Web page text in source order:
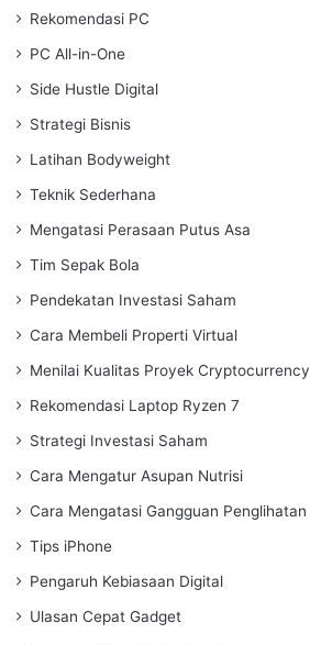
Rekomendasi PC
PC All-in-One
Side Hustle Digital
Strategi Bisnis
Latihan Bodyweight
Teknik Sederhana
Mengatasi Perasaan Putus Asa
Tim Sepak Bola
Pendekatan Investasi Saham
Cara Membeli Properti Virtual
Menilai Kualitas Proyek Cryptocurrency
Rekomendasi Laptop Ryzen 7
Strategi Investasi Saham
Cara Mengatur Asupan Nutrisi
Cara Mengatasi Gangguan Penglihatan
Tips iPhone
Pengaruh Kebiasaan Digital
Ulasan Cepat Gadget